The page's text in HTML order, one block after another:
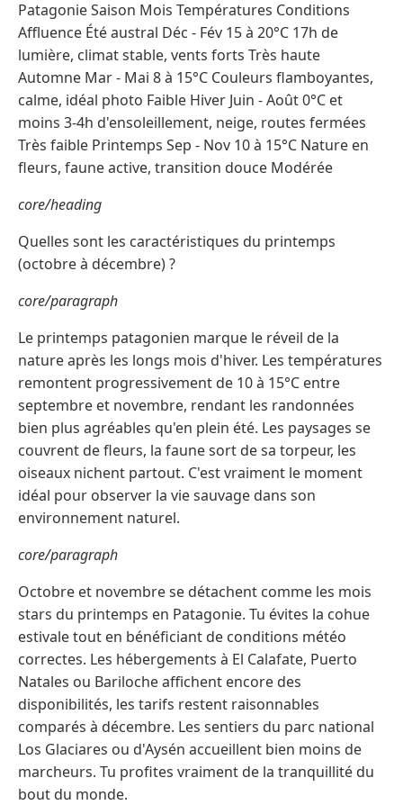
Patagonie Saison Mois Températures Conditions
Affluence Été austral Déc - Fév 15 à 20°C 17h de
lumière, climat stable, vents forts Très haute
Automne Mar - Mai 8 à 15°C Couleurs flamboyantes,
calme, idéal photo Faible Hiver Juin - Août 0°C et
moins 3-4h d'ensoleillement, neige, routes fermées
Très faible Printemps Sep - Nov 10 à 15°C Nature en
fleurs, faune active, transition douce Modérée
core/heading
Quelles sont les caractéristiques du printemps
(octobre à décembre) ?
core/paragraph
Le printemps patagonien marque le réveil de la
nature après les longs mois d'hiver. Les températures
remontent progressivement de 10 à 15°C entre
septembre et novembre, rendant les randonnées
bien plus agréables qu'en plein été. Les paysages se
couvrent de fleurs, la faune sort de sa torpeur, les
oiseaux nichent partout. C'est vraiment le moment
idéal pour observer la vie sauvage dans son
environnement naturel.
core/paragraph
Octobre et novembre se détachent comme les mois
stars du printemps en Patagonie. Tu évites la cohue
estivale tout en bénéficiant de conditions météo
correctes. Les hébergements à El Calafate, Puerto
Natales ou Bariloche affichent encore des
disponibilités, les tarifs restent raisonnables
comparés à décembre. Les sentiers du parc national
Los Glaciares ou d'Aysén accueillent bien moins de
marcheurs. Tu profites vraiment de la tranquillité du
bout du monde.